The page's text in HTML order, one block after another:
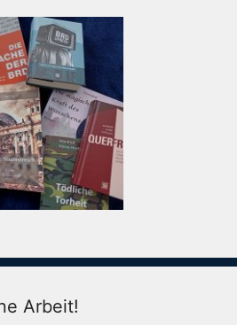
Arbeit!